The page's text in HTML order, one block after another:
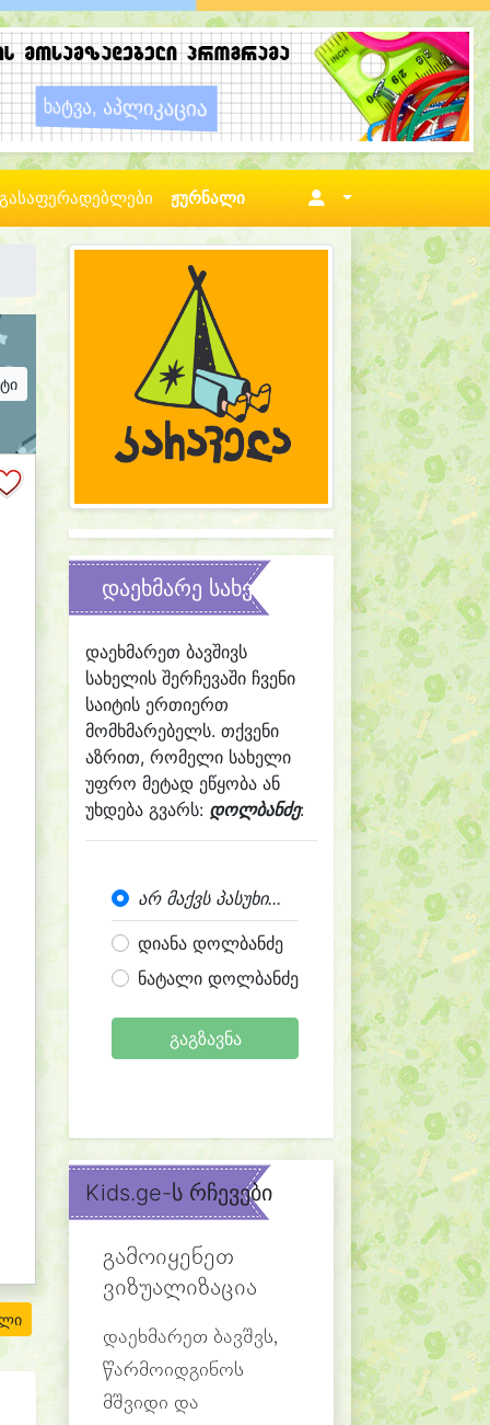
ჟურნალი
დაეხმარე სახელის შერჩევაში
დაეხმარეთ ბავშივს
სახელის შერჩევაში ჩვენი
საიტის ერთიერთ
მომხმარებელს. თქვენი
აზრით, რომელი სახელი
უფრო მეტად ეწყობა ან
უხდება გვარს: დოლბანძე:
არ მაქვს პასუხი...
დიანა დოლბანძე
ნატალი დოლბანძე
გაგზავნა
Kids.ge-ს რჩევები
გამოიყენეთ
ვიზუალიზაცია
დაეხმარეთ ბავშვს,
წარმოიდგინოს
მშვიდი და